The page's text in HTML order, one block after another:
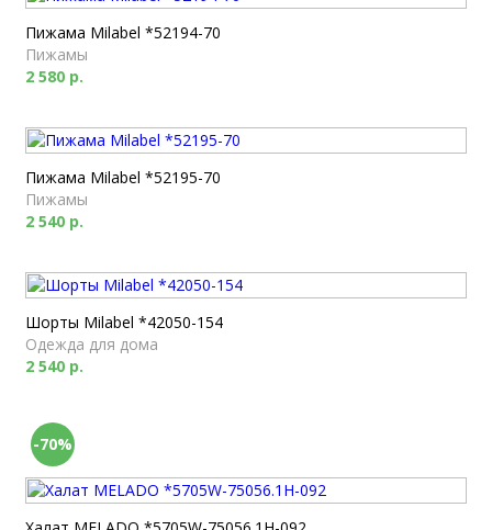
Пижама Milabel *52194-70
Пижамы
2 580 р.
Пижама Milabel *52195-70
Пижамы
2 540 р.
Шорты Milabel *42050-154
Одежда для дома
2 540 р.
-70%